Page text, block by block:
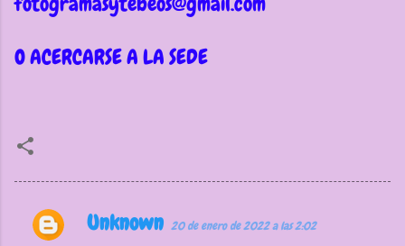
O ACERCARSE A LA SEDE
C
Unknown 20 de enero de 2022 a las 2:02